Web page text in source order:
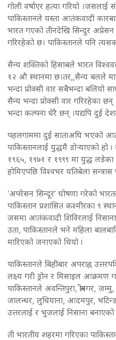
गोली वर्षाएर हत्या गरियो ।जसलाई
पाकिस्तानले यस्ता आतंकवादी
भारत गएको तीनदेखि सिन्दुर
गरिरहेको छ। पाकिस्तानले पनि
सैन्य शक्तिको हिसाबले भारत
१२ औ स्थानमा छ।तर,,सैन्य बलले
भन्दा प्रोक्सी वार सबैभन्दा बलियो
सैन्य भन्दा प्रोक्सी वार गरिरहेका
भन्दा कल्पना धेरै छन् ।यद्यपि दुई
पहलगाममा दुई साताअघि भएको
पाकिस्तानलाई युद्धमै डोर्‍याएको
१९६५, १९७१ र १९९९ मा युद्ध
होमिएपछि विश्वभर यतिबेला
‘अपरेसन सिन्दूर’ घोषणा गरेको
पाकिस्तान प्रशासित कश्मीरका ९
जसमा आतंकवादी शिविरलाई
उता, पाकिस्तानले भने महिला
मारिएको जनाएको थियो ।
पाकिस्तानले बिहीबार अपराह्न
लक्ष्य गरी ड्रोन र मिसाइल आक्रमण
पाकिस्तानले अवन्तिपुरा, श्रीनगर,
जालन्धर, लुधियाना, आदमपुर,
उत्तरलाई र भुजलाई निसाना
ती भारतीय शहरमा गरिएका